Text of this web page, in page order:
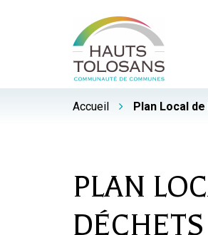
Accueil Plan Local
PLAN